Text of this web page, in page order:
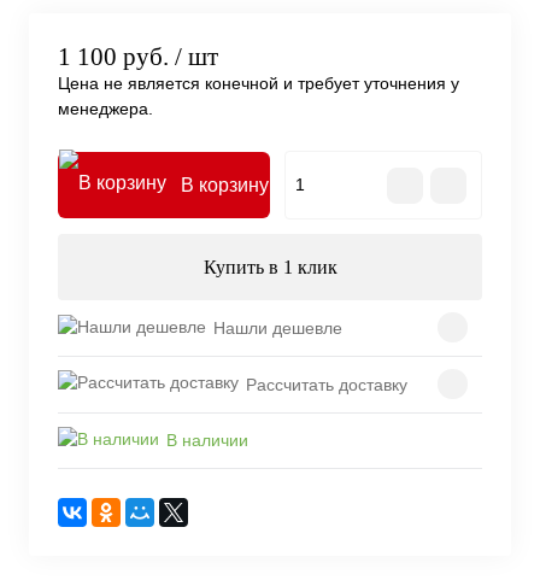
1 100 руб. / шт
Цена не является конечной и требует уточнения у
менеджера.
В корзину
Купить в 1 клик
Нашли дешевле
Рассчитать доставку
В наличии